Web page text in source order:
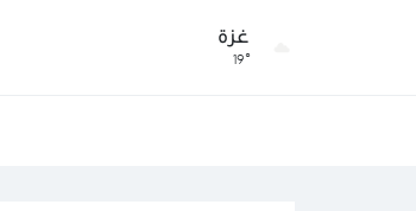
غزة
19°